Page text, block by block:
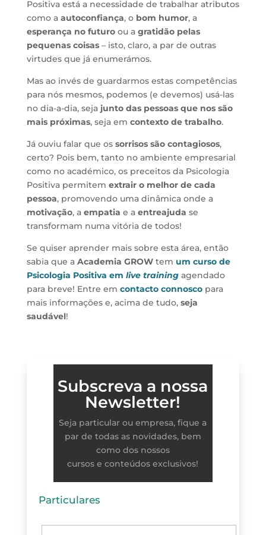
Positiva está a necessidade de trabalhar atributos
como a autoconfiança, o bom humor, a
esperança no futuroou a gratidão pelas
pequenas coisas– isto, claro, a par de outras
virtudes que já enumerámos.
Mas ao invés de guardarmos estas competências
para nós mesmos, podemos (e devemos) usá-las
no dia-a-dia, seja junto das pessoas que nos são
mais próximas, seja em contexto de trabalho.
Já ouviu falar que os sorrisos são contagiosos,
certo? Pois bem, tanto no ambiente empresarial
como no académico, os preceitos da Psicologia
Positiva permitem extrair o melhor de cada
pessoa, promovendo uma dinâmica onde a
motivação, a empatia e a entreajuda se
transformam numa vitória de todos!
Se quiser aprender mais sobre esta área, então
sabia que a Academia GROWtem um curso de
Psicologia Positiva em live trainingagendado
para breve! Entre em contacto connoscopara
mais informações e, acima de tudo, seja
saudável!
Subscreva a nossa
Newsletter!
Seja particular ou empresa, fique a
par de todas as novidades, bem
como dos nossos
cursos e conteúdos exclusivos!
Particulares